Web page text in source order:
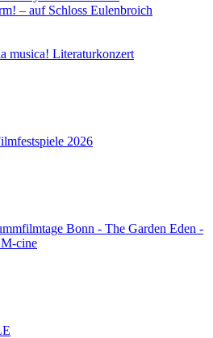
– auf Schloss Eulenbroich
musica! Literaturkonzert
2026
Bonn - The Garden Eden -
cine